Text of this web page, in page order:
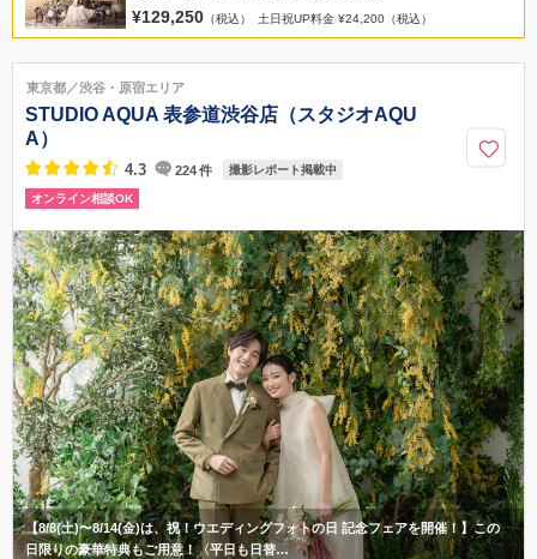
¥129,250 （税込） 土日祝UP料金 ¥24,200（税込）
東京都／渋谷・原宿エリア
STUDIO AQUA 表参道渋谷店（スタジオAQU
A）
4.3 224件 撮影レポート掲載中
オンライン相談OK
【8/8(土)〜8/14(金)は、祝！ウエディングフォトの日 記念フェアを開催！】この
日限りの豪華特典もご用意！〈平日も日替…